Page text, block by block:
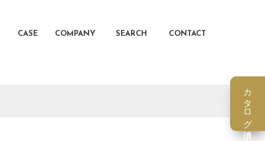
CASE COMPANY SEARCH CONTACT
カタログ請求